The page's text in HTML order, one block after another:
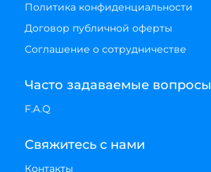
Политика конфиденциальности
Договор публичной оферты
Соглашение о сотрудничестве
Часто задаваемые вопросы
F.A.Q
Свяжитесь с нами
Контакты